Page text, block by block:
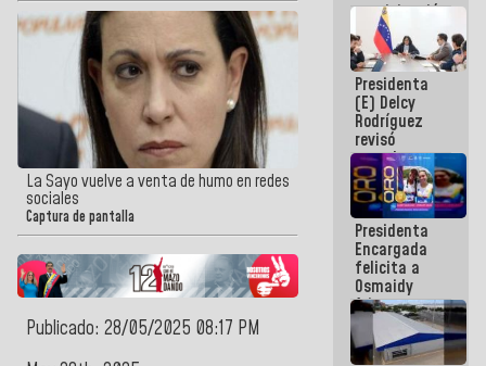
La Sayo vuelve a venta de humo en redes
sociales
Captura de pantalla
Publicado: 28/05/2025 08:17 PM
participación
de
Venezuela
en Juegos
Centroamericanos
y del Caribe
2026
Presidenta
(E) Delcy
Rodríguez
revisó
agenda
económica y
ejecución de
fondos de
emergencia
post-sismos
Presidenta
Encargada
felicita a
Osmaidy
Arias y
Giraly
Marcano por
hacer